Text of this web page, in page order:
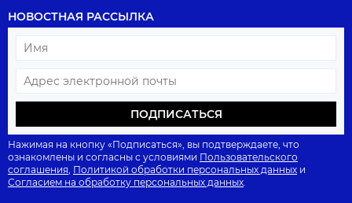
НОВОСТНАЯ РАССЫЛКА
ПОДПИСАТЬСЯ
Нажимая на кнопку «Подписаться», вы подтверждаете, что
ознакомлены и согласны с условиями Пользовательского
соглашения Политикой обработки персональных данных и
Согласием на обработку персональных данных